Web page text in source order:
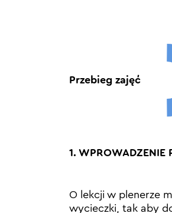
Przebieg zajęć
1. WPROWADZENIE
O lekcji w plenerze
wycieczki, tak aby